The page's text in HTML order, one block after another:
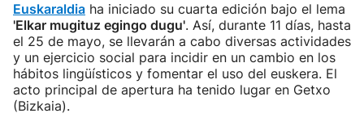
Euskaraldia ha iniciado su cuarta edición bajo el lema
'Elkar mugituz egingo dugu'. Así, durante 11 días, hasta
el 25 de mayo, se llevarán a cabo diversas actividades
y un ejercicio social para incidir en un cambio en los
hábitos lingüísticos y fomentar el uso del euskera. El
acto principal de apertura ha tenido lugar en Getxo
(Bizkaia).